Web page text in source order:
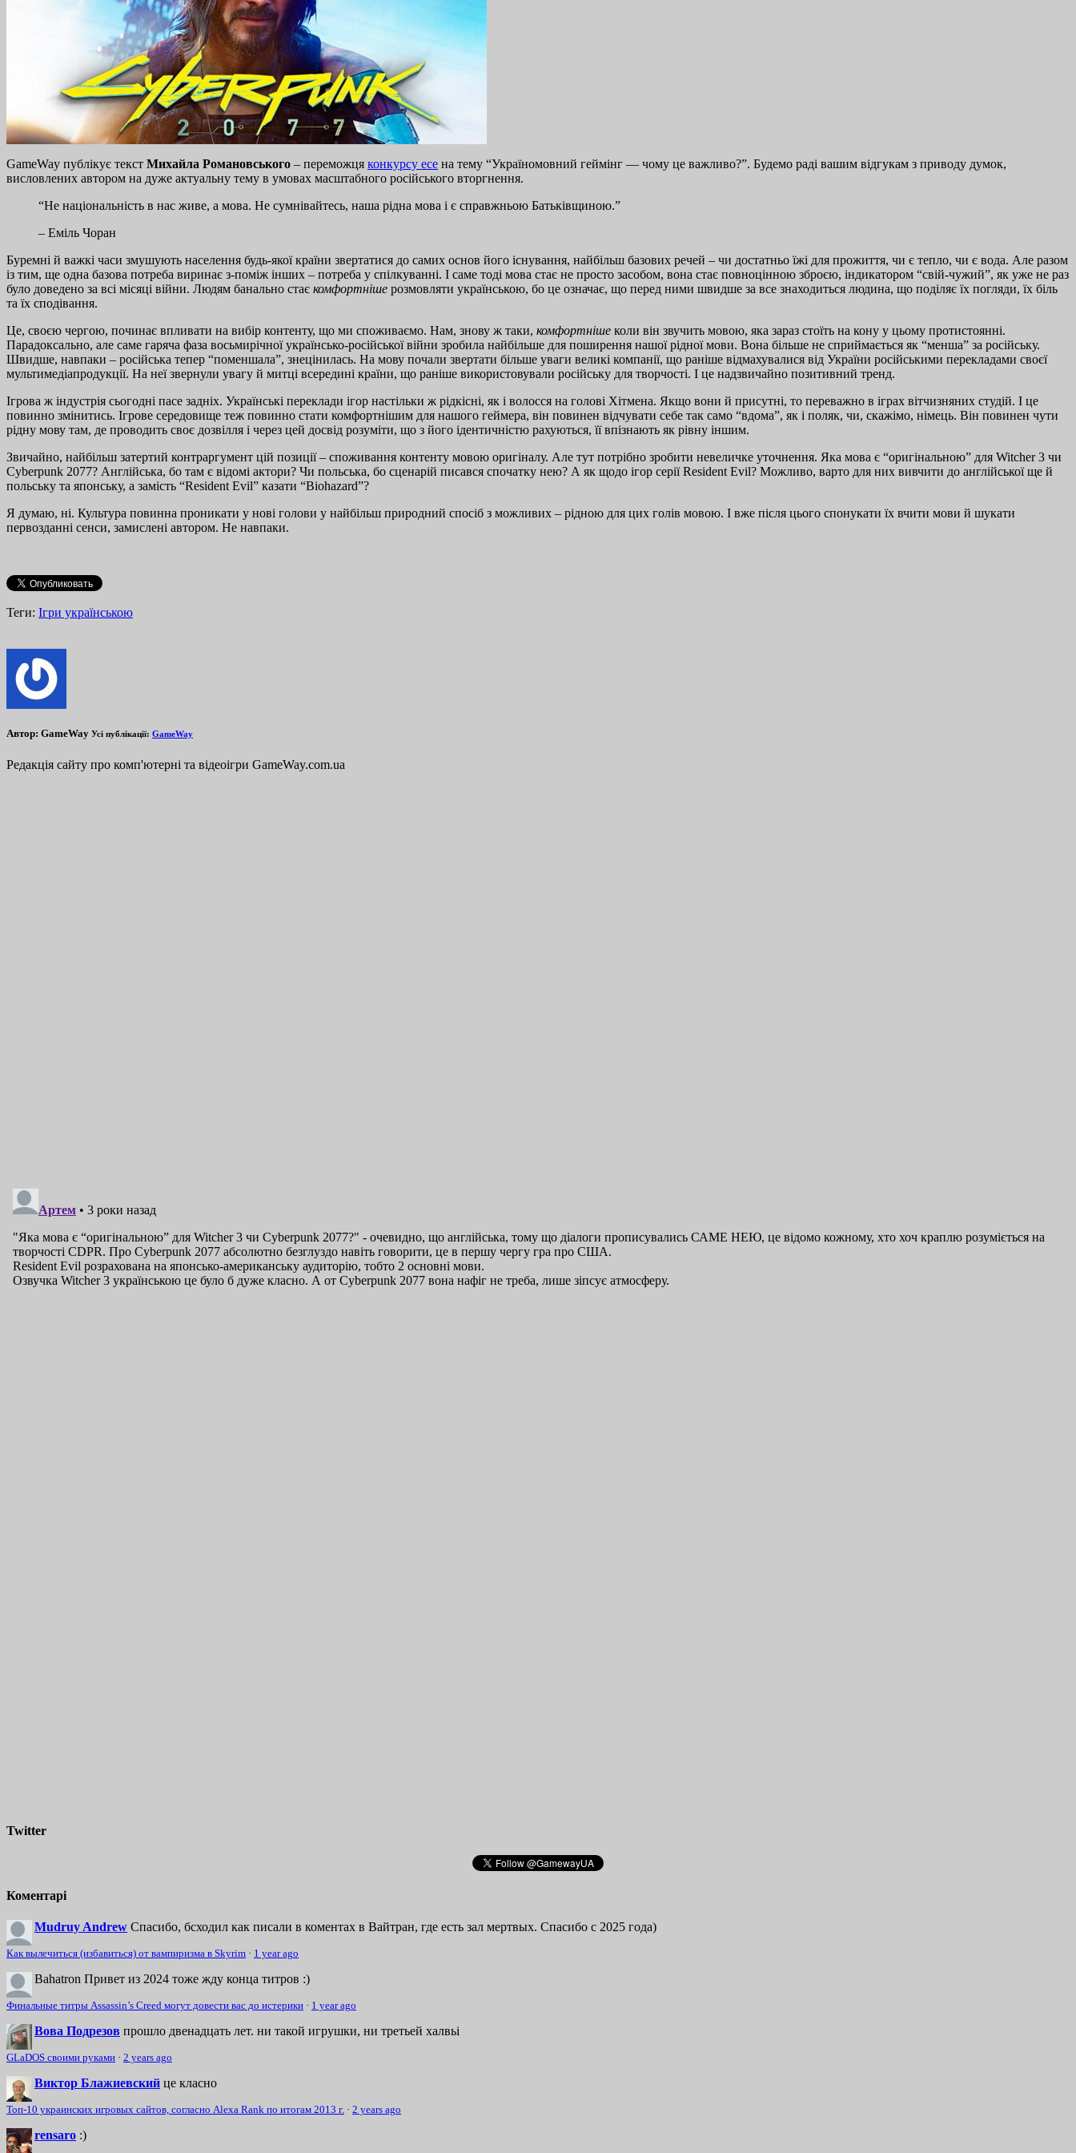
GameWay публікує текст Михайла Романовського – переможця конкурсу есе на тему “Україномовний геймінг — чому це важливо?”. Будемо раді вашим відгукам з приводу думок,
висловлених автором на дуже актуальну тему в умовах масштабного російського вторгнення.
“Не національність в нас живе, а мова. Не сумнівайтесь, наша рідна мова і є справжньою Батьківщиною.”
– Еміль Чоран
Буремні й важкі часи змушують населення будь-якої країни звертатися до самих основ його існування, найбільш базових речей – чи достатньо їжі для прожиття, чи є тепло, чи є вода. Але разом
із тим, ще одна базова потреба виринає з-поміж інших – потреба у спілкуванні. І саме тоді мова стає не просто засобом, вона стає повноцінною зброєю, індикатором “свій-чужий”, як уже не раз
було доведено за всі місяці війни. Людям банально стає комфортніше розмовляти українською, бо це означає, що перед ними швидше за все знаходиться людина, що поділяє їх погляди, їх біль
та їх сподівання.
Це, своєю чергою, починає впливати на вибір контенту, що ми споживаємо. Нам, знову ж таки, комфортніше коли він звучить мовою, яка зараз стоїть на кону у цьому протистоянні.
Парадоксально, але саме гаряча фаза восьмирічної українсько-російської війни зробила найбільше для поширення нашої рідної мови. Вона більше не сприймається як “менша” за російську.
Швидше, навпаки – російська тепер “поменшала”, знецінилась. На мову почали звертати більше уваги великі компанії, що раніше відмахувалися від України російськими перекладами своєї
мультимедіапродукції. На неї звернули увагу й митці всередині країни, що раніше використовували російську для творчості. І це надзвичайно позитивний тренд.
Ігрова ж індустрія сьогодні пасе задніх. Українські переклади ігор настільки ж рідкісні, як і волосся на голові Хітмена. Якщо вони й присутні, то переважно в іграх вітчизняних студій. І це
повинно змінитись. Ігрове середовище теж повинно стати комфортнішим для нашого геймера, він повинен відчувати себе так само “вдома”, як і поляк, чи, скажімо, німець. Він повинен чути
рідну мову там, де проводить своє дозвілля і через цей досвід розуміти, що з його ідентичністю рахуються, її впізнають як рівну іншим.
Звичайно, найбільш затертий контраргумент цій позиції – споживання контенту мовою оригіналу. Але тут потрібно зробити невеличке уточнення. Яка мова є “оригінальною” для Witcher 3 чи
Cyberpunk 2077? Англійська, бо там є відомі актори? Чи польська, бо сценарій писався спочатку нею? А як щодо ігор серії Resident Evil? Можливо, варто для них вивчити до англійської ще й
польську та японську, а замість “Resident Evil” казати “Biohazard”?
Я думаю, ні. Культура повинна проникати у нові голови у найбільш природний спосіб з можливих – рідною для цих голів мовою. І вже після цього спонукати їх вчити мови й шукати
первозданні сенси, замислені автором. Не навпаки.
Теги: Ігри українською
Автор: GameWay Усі публікації: GameWay
Редакція сайту про комп'ютерні та відеоігри GameWay.com.ua
Twitter
Коментарі
Mudruy Andrew Спасибо, бсходил как писали в коментах в Вайтран, где есть зал мертвых. Спасибо с 2025 года)
Как вылечиться (избавиться) от вампиризма в Skyrim · 1 year ago
Bahatron Привет из 2024 тоже жду конца титров :)
Финальные титры Assassin’s Creed могут довести вас до истерики · 1 year ago
Вова Подрезов прошло двенадцать лет. ни такой игрушки, ни третьей халвьі
GLaDOS своими руками · 2 years ago
Виктор Блажиевский це класно
Топ-10 украинских игровых сайтов, согласно Alexa Rank по итогам 2013 г. · 2 years ago
rensaro :)